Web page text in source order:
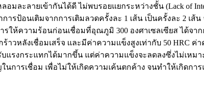
มละลายเข้ากันได้ดี ไม่พบรอยแยกระหว่างชั้น (Lack of
ารป้อนเติมจากการเติมลวดครั้งละ 1 เส้น เป็นครั้งละ 2
รให้ความร้อนก่อนเชื่อมที่อุณภูมิ 300 องศาเซลเซียส ได้จ
าวหลังเชื่อมเสร็จ และมีค่าความแข็งสูงเท่ากับ 50 HRC
รับแรงกระแทกได้มากขึ้น แต่ค่าความแข็งจะลดลงซึ่งไม่เ
ารเชื่อม เพื่อไม่ให้เกิดความเค้นตกค้าง จนทำให้เกิดการ